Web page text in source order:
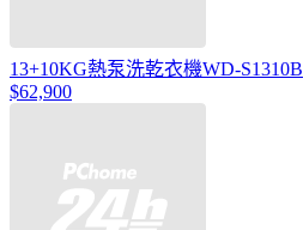
13+10KG熱泵洗乾衣機WD-S1310B
$62,900